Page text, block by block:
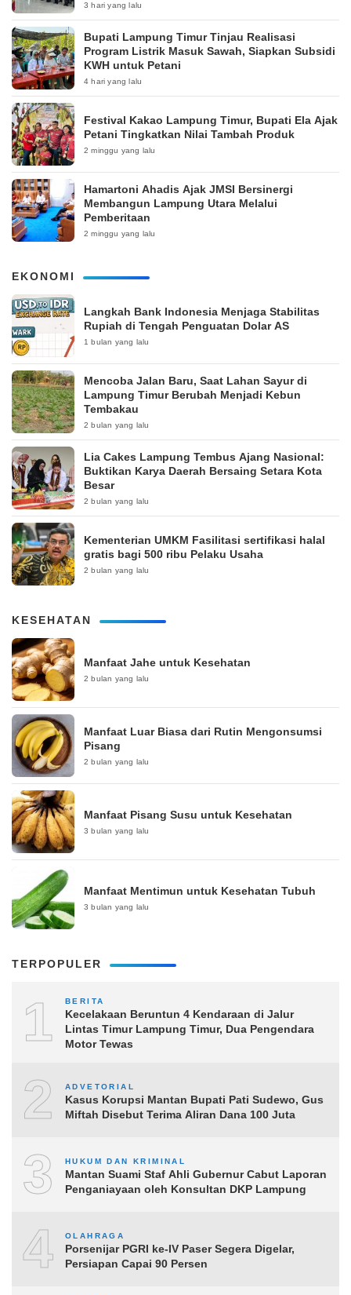
3 hari yang lalu
Bupati Lampung Timur Tinjau Realisasi
Program Listrik Masuk Sawah, Siapkan Subsidi
KWH untuk Petani
4 hari yang lalu
‎Festival Kakao Lampung Timur, Bupati Ela Ajak
Petani Tingkatkan Nilai Tambah Produk
2 minggu yang lalu
Hamartoni Ahadis Ajak JMSI Bersinergi
Membangun Lampung Utara Melalui
Pemberitaan
2 minggu yang lalu
EKONOMI
Langkah Bank Indonesia Menjaga Stabilitas
Rupiah di Tengah Penguatan Dolar AS
1 bulan yang lalu
Mencoba Jalan Baru, Saat Lahan Sayur di
Lampung Timur Berubah Menjadi Kebun
Tembakau
2 bulan yang lalu
Lia Cakes Lampung Tembus Ajang Nasional:
Buktikan Karya Daerah Bersaing Setara Kota
Besar
2 bulan yang lalu
Kementerian UMKM Fasilitasi sertifikasi halal
gratis bagi 500 ribu Pelaku Usaha
2 bulan yang lalu
KESEHATAN
Manfaat Jahe untuk Kesehatan
2 bulan yang lalu
Manfaat Luar Biasa dari Rutin Mengonsumsi
Pisang
2 bulan yang lalu
Manfaat Pisang Susu untuk Kesehatan
3 bulan yang lalu
Manfaat Mentimun untuk Kesehatan Tubuh
3 bulan yang lalu
TERPOPULER
1 BERITA
Kecelakaan Beruntun 4 Kendaraan di Jalur
Lintas Timur Lampung Timur, Dua Pengendara
Motor Tewas
2 ADVETORIAL
Kasus Korupsi Mantan Bupati Pati Sudewo, Gus
Miftah Disebut Terima Aliran Dana 100 Juta
3 HUKUM DAN KRIMINAL
Mantan Suami Staf Ahli Gubernur Cabut Laporan
Penganiayaan oleh Konsultan DKP Lampung
4 OLAHRAGA
Porsenijar PGRI ke-IV Paser Segera Digelar,
Persiapan Capai 90 Persen